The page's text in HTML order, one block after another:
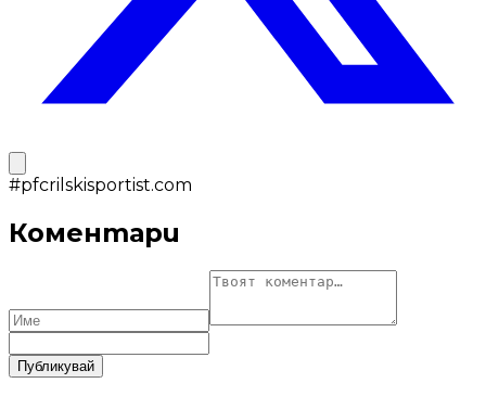
#pfcrilskisportist.com
Коментари
Публикувай